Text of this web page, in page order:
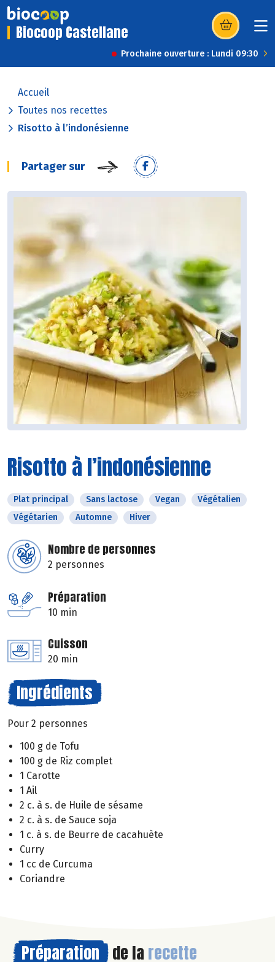
Biocoop Castellane (s’ouvre dans
Prochaine ouverture : Lundi 09:30
Accueil
Toutes nos recettes
Risotto à l’indonésienne
Partager sur
Risotto à l’indonésienne
Plat principal Sans lactose Vegan
Végétalien
Végétarien
Automne Hiver
Nombre de personnes
2 personnes
Préparation
10 min
Cuisson
20 min
Ingrédients
Pour 2 personnes
100 g de Tofu
100 g de Riz complet
1 Carotte
1 Ail
2 c. à s. de Huile de sésame
2 c. à s. de Sauce soja
1 c. à s. de Beurre de cacahuète
Curry
1 cc de Curcuma
Coriandre
Préparation de la recette